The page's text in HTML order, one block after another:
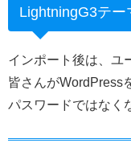
LightningG3テ
インポート後は、ユ
皆さんがWordPress
パスワードではなく